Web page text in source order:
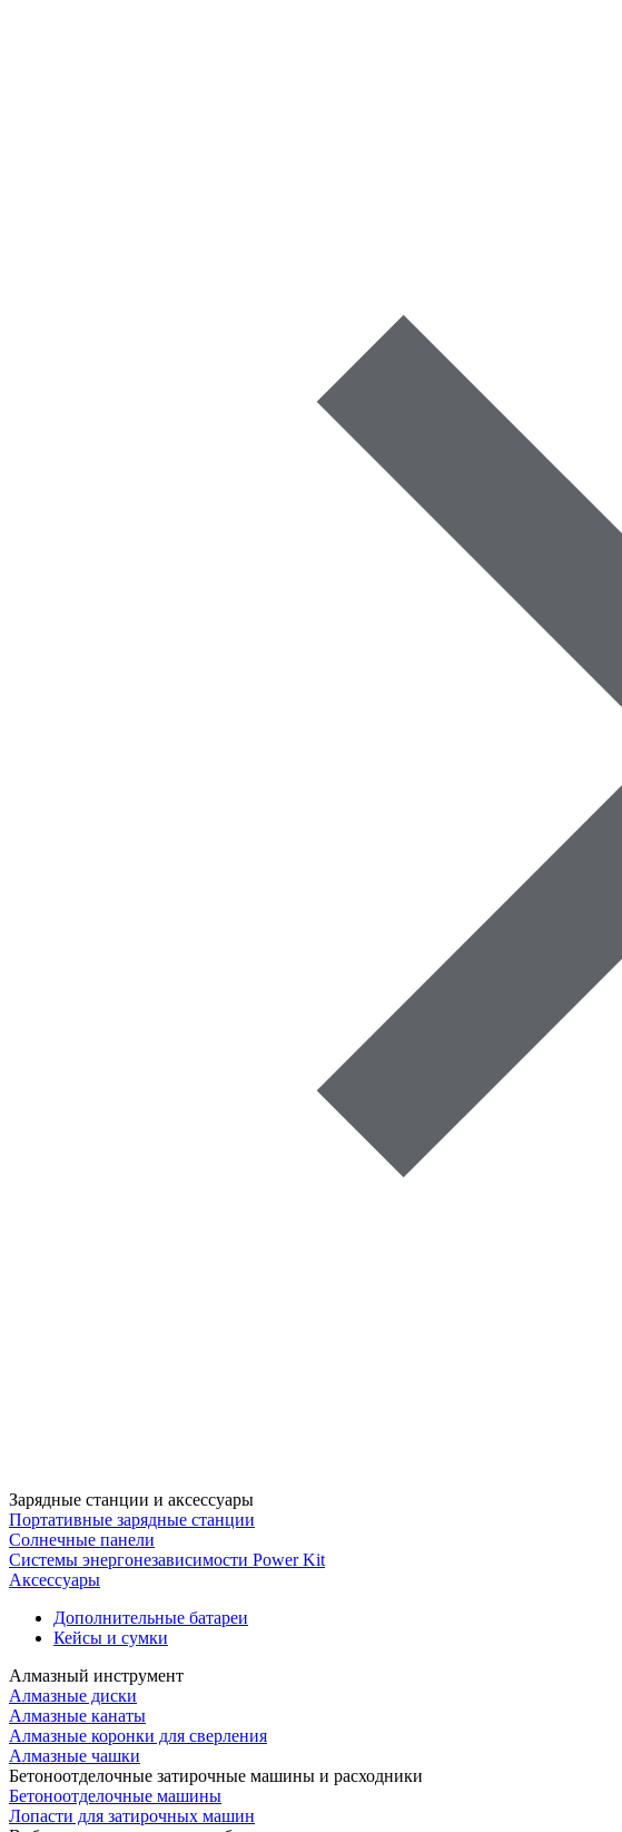
Зарядные станции и аксессуары
Портативные зарядные станции
Солнечные панели
Системы энергонезависимости Power Kit
Аксессуары
Дополнительные батареи
Кейсы и сумки
Алмазный инструмент
Алмазные диски
Алмазные канаты
Алмазные коронки для сверления
Алмазные чашки
Бетоноотделочные затирочные машины и расходники
Бетоноотделочные машины
Лопасти для затирочных машин